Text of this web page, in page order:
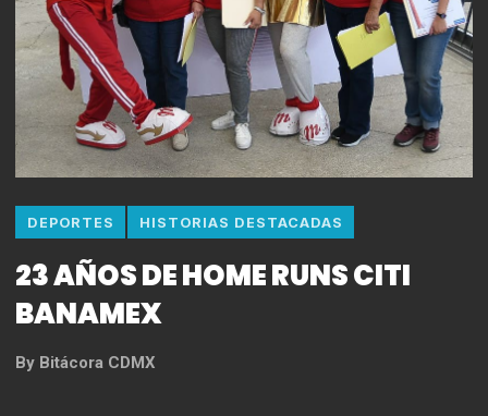
DEPORTES HISTORIAS DESTACADAS
23 AÑOS DE HOME RUNS CITI
BANAMEX
By Bitácora CDMX